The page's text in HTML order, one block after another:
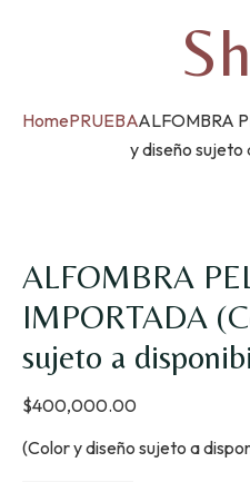
HomePRUEBAALFOMBRA
y diseño sujeto
ALFOMBRA
IMPORTADA
sujeto a
$400,000.00
(Color y diseño sujeto a